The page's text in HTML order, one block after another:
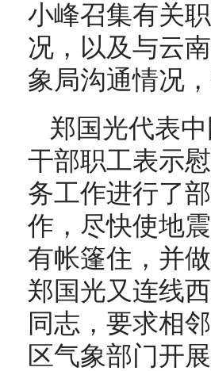
小峰召集有关
况，以及与云
象局沟通情况
郑国光代表
干部职工表示
务工作进行了
作，尽快使地
有帐篷住，并
郑国光又连线
同志，要求相
区气象部门开